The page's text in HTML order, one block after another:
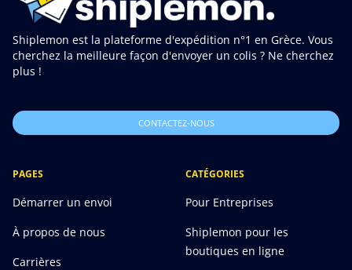
Shiplemon est la plateforme d'expédition n°1 en Grèce. Vous
cherchez la meilleure façon d'envoyer un colis ? Ne cherchez
plus !
CONTACTEZ-NOUS
PAGES
Démarrer un envoi
À propos de nous
Carrières
CATÉGORIES
Pour Entreprises
Shiplemon pour les
boutiques en ligne